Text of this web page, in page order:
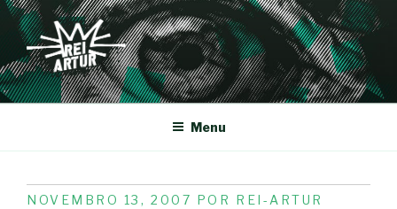
Saltar
para
conteúdo
REI-ARTUR
Menu
PUBLICADO
NOVEMBRO 13, 2007 POR REI-ARTUR